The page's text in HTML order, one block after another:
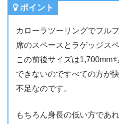
ポイント
カローラツーリングでフル
席のスペースとラゲッジス
この前後サイズは1,700mm
できないのですべての方が
不足なのです。
もちろん身長の低い方であ